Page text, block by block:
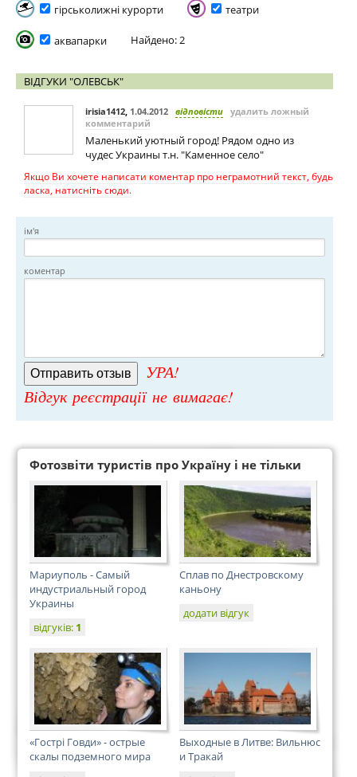
гірськолижні курорти театри
аквапарки Найдено: 2
ВІДГУКИ "ОЛЕВСЬК"
irisia1412, 1.04.2012 відповісти удалить ложный
комментарий
Маленький уютный город! Рядом одно из
чудес Украины т.н. "Каменное село"
Якщо Ви хочете написати коментар про неграмотний текст, будь
ласка, натисніть сюди.
ім'я
коментар
УРА!
Відгук реєстрації не вимагає!
Фотозвіти туристів про Україну і не тільки
Мариуполь - Самый
индустриальный город
Украины
відгуків: 1
Сплав по Днестровскому
каньону
додати відгук
«Гострі Говди» - острые
скалы подземного мира
Выходные в Литве: Вильнюс
и Тракай